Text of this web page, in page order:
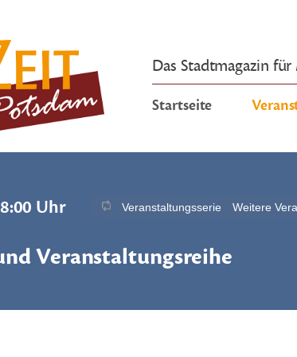
Das Stadtmagazin
Startseite
Uhr Veranstaltungsserie Weitere
Veranstaltungsreihe